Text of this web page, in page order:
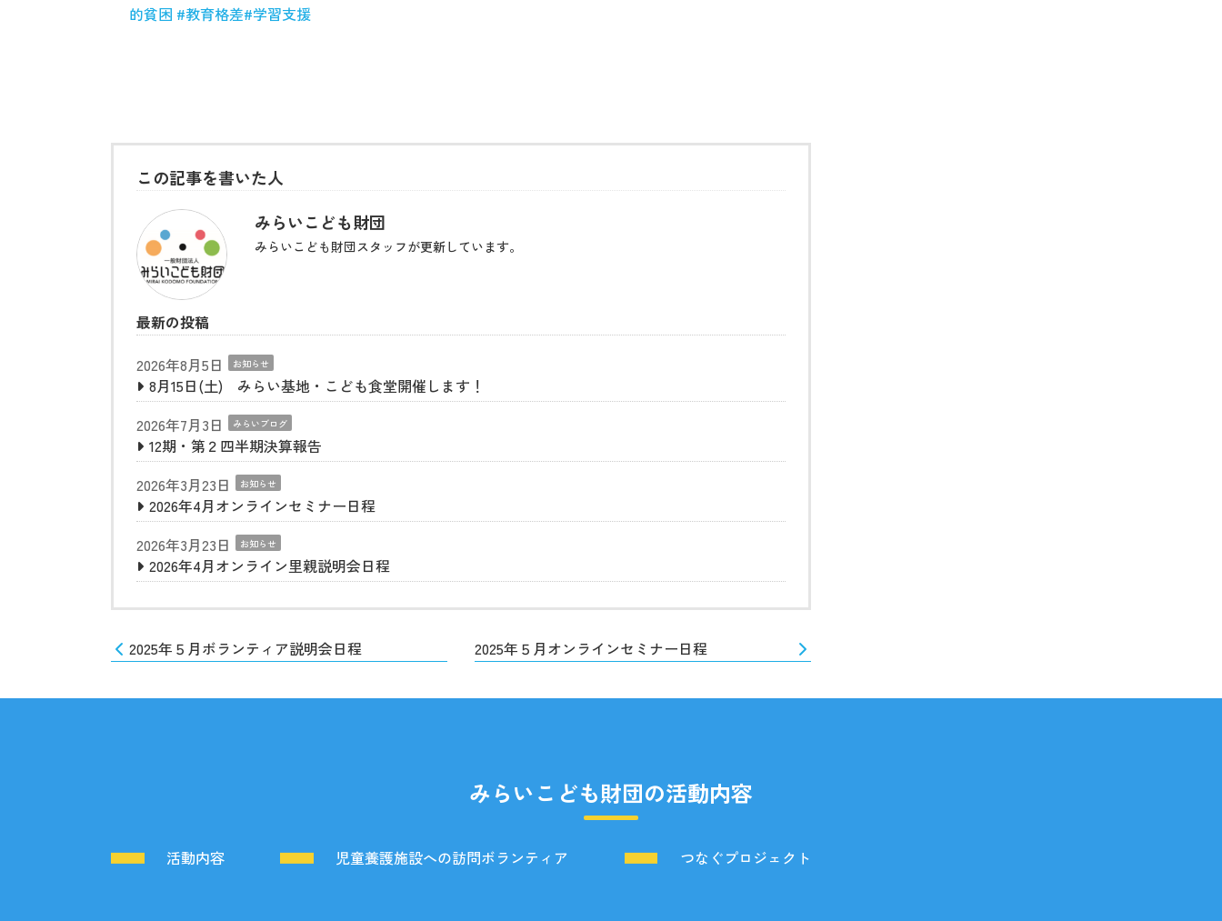
的貧困 #教育格差#学習支援
この記事を書いた人
みらいこども財団
みらいこども財団スタッフが更新しています。
最新の投稿
2026年8月5日
お知らせ
8月15日(土) みらい基地・こども食堂開催します！
2026年7月3日
みらいブログ
12期・第２四半期決算報告
2026年3月23日
お知らせ
2026年4月オンラインセミナー日程
2026年3月23日
お知らせ
2026年4月オンライン里親説明会日程
2025年５月ボランティア説明会日程 2025年５月オンラインセミナー日程
みらいこども財団の活動内容
活動内容 児童養護施設への訪問ボランティア つなぐプロジェクト